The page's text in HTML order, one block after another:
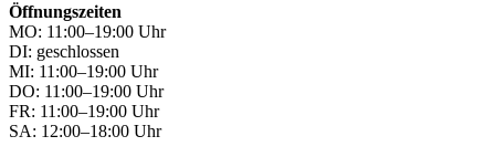
Öffnungszeiten
MO: 11:00–19:00 Uhr
DI: geschlossen
MI: 11:00–19:00 Uhr
DO: 11:00–19:00 Uhr
FR: 11:00–19:00 Uhr
SA: 12:00–18:00 Uhr